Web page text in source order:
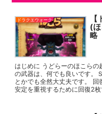
ドラクエウォーク
(
略
はじめに うどらーのほこら
の武器は、何でも良いです。
とかでも全然大丈夫です。 回
安定を重視するために回復2